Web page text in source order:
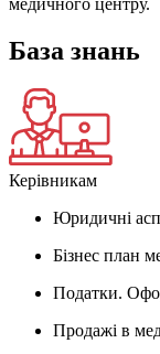
База знань
Керівникам
Юридичні
Бізнес план
Податки.
Продажі в